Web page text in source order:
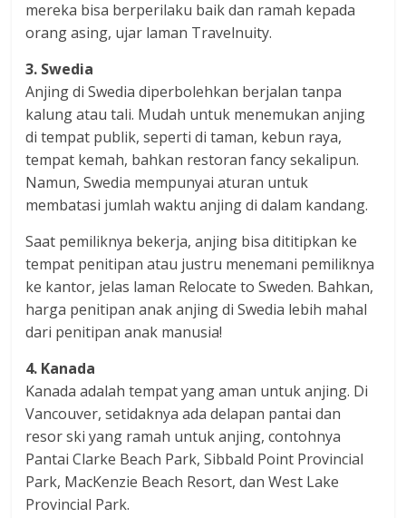
mereka bisa berperilaku baik dan ramah kepada
orang asing, ujar laman Travelnuity.
3. Swedia
Anjing di Swedia diperbolehkan berjalan tanpa
kalung atau tali. Mudah untuk menemukan anjing
di tempat publik, seperti di taman, kebun raya,
tempat kemah, bahkan restoran fancy sekalipun.
Namun, Swedia mempunyai aturan untuk
membatasi jumlah waktu anjing di dalam kandang.
Saat pemiliknya bekerja, anjing bisa dititipkan ke
tempat penitipan atau justru menemani pemiliknya
ke kantor, jelas laman Relocate to Sweden. Bahkan,
harga penitipan anak anjing di Swedia lebih mahal
dari penitipan anak manusia!
4. Kanada
Kanada adalah tempat yang aman untuk anjing. Di
Vancouver, setidaknya ada delapan pantai dan
resor ski yang ramah untuk anjing, contohnya
Pantai Clarke Beach Park, Sibbald Point Provincial
Park, MacKenzie Beach Resort, dan West Lake
Provincial Park.